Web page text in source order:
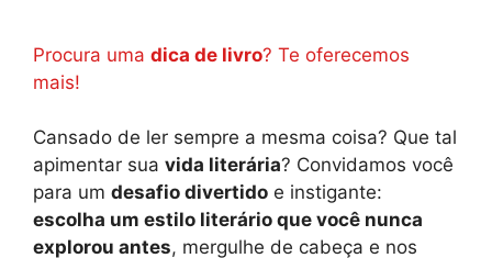
Procura uma dica de livro? Te oferecemos
mais!
Cansado de ler sempre a mesma coisa? Que tal
apimentar sua vida literária? Convidamos você
para um desafio divertido e instigante:
escolha um estilo literário que você nunca
explorou antes, mergulhe de cabeça e nos